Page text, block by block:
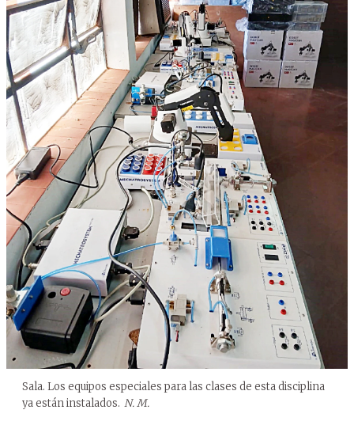
Sala. Los equipos especiales para las clases de esta disciplina
ya están instalados. N. M.